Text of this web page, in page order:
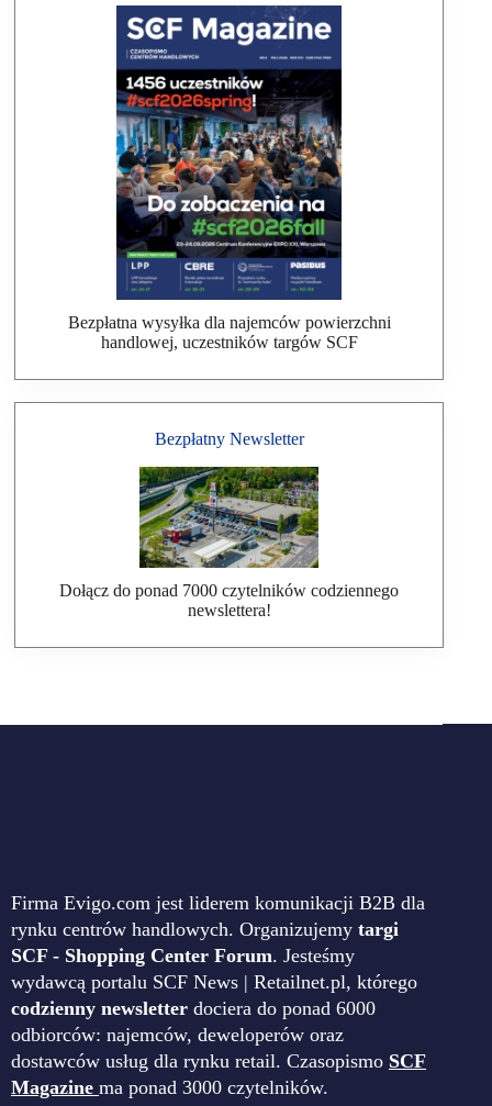
Bezpłatna wysyłka dla najemców powierzchni
handlowej, uczestników targów SCF
Bezpłatny Newsletter
Dołącz do ponad 7000 czytelników codziennego
newslettera!
Firma Evigo.com jest liderem komunikacji B2B dla
rynku centrów handlowych. Organizujemy targi
SCF - Shopping Center Forum. Jesteśmy
wydawcą portalu SCF News | Retailnet.pl, którego
codzienny newsletter dociera do ponad 6000
odbiorców: najemców, deweloperów oraz
dostawców usług dla rynku retail. Czasopismo SCF
Magazine ma ponad 3000 czytelników.